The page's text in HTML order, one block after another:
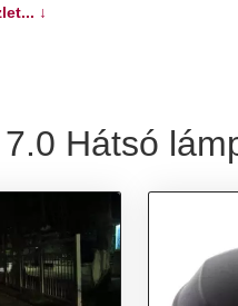
↓
Hátsó